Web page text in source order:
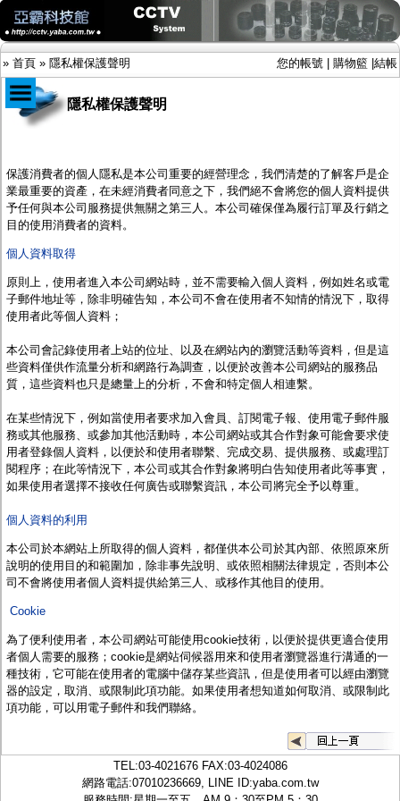
» 首頁 » 隱私權保護聲明 您的帳號 購物籃 結帳
限時促銷特惠專案
IP網路攝影機及錄放影機
AHD DVR數位錄放影機
AHD半球型(適用屋內)
AHD防護罩型攝影機(適用屋外，紅外線照射
AHD特殊功能型攝影機
旋轉型攝影機.旋轉台
傳統高解析攝影機
投光設備
防護罩及支架
多路攝影機單軸傳輸
網路設備
視訊轉換設備
雙絞線傳輸器
雜訊改善器
分配放大器
網路線
懶人線.同軸線.花線
線頭.插座.延長線.HDMI線
集線盒.防水盒.配線盒
轉接頭
行車紀錄器.車用插座配件
電腦工業機殼
客訂商品
隱私權保護聲明
保護消費者的個人隱私是本公司重要的經營理念，我們清楚的了解客戶是企
業最重要的資產，在未經消費者同意之下，我們絕不會將您的個人資料提供
予任何與本公司服務提供無關之第三人。本公司確保僅為履行訂單及行銷之
目的使用消費者的資料。
個人資料取得
原則上，使用者進入 本公司 網站時，並不需要輸入個人資料，例如姓名或電
子郵件地址等，除非明確告知， 本公司 不會在使用者不知情的情況下，取得
使用者此等個人資料；
本公司 會記錄使用者上站的位址、以及在網站內的瀏覽活動等資料，但是這
些資料僅供作流量分析和網路行為調查，以便於改善本公司 網站的服務品
質，這些資料也只是總量上的分析，不會和特定個人相連繫。
在某些情況下，例如當使用者要求加入會員、訂閱電子報、使用電子郵件服
務或其他服務、或參加其他活動時， 本公司 網站或其合作對象可能會要求使
用者登錄個人資料，以便於和使用者聯繫、完成交易、提供服務、或處理訂
閱程序；在此等情況下， 本公司 或其合作對象將明白告知使用者此等事實，
如果使用者選擇不接收任何廣告或聯繫資訊， 本公司 將完全予以尊重。
個人資料的利用
本公司於本網站上所取得的個人資料，都僅供本公司 於其內部、依照原來所
說明的使用目的和範圍加，除非事先說明、或依照相關法律規定，否則本公
司不會將使用者個人資料提供給第三人、或移作其他目的使用。
Cookie
為了便利使用者， 本公司 網站可能使用cookie技術，以便於提供更適合使用
者個人需要的服務； cookie是網站伺候器用來和使用者瀏覽器進行溝通的一
種技術，它可能在使用者的電腦中儲存某些資訊，但是使用者可以經由瀏覽
器的設定，取消、或限制此項功能。如果使用者想知道如何取消、或限制此
項功能，可以用電子郵件和我們聯絡。
TEL:03-4021676FAX:03-4024086
網路電話:07010236669, LINE ID:yaba.com.tw